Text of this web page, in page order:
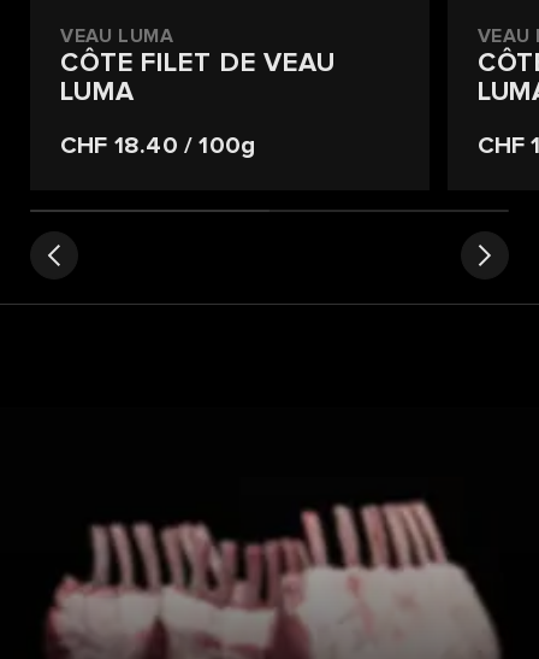
VEAU LUMA
CÔTE FILET DE VEAU
LUMA
CHF 18.40 / 100g
VEAU
CHF